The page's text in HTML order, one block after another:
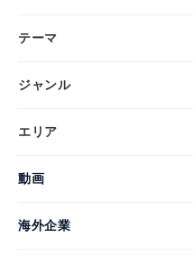
テーマ
ジャンル
エリア
動画
海外企業